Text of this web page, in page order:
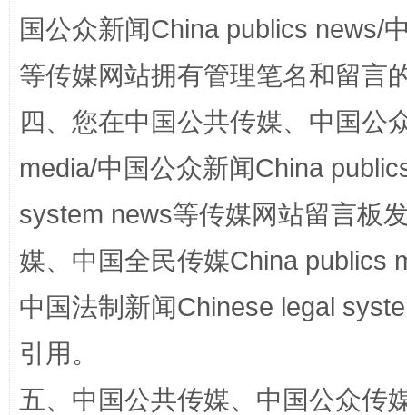
国公众新闻China publics news/
等传媒网站拥有管理笔名和留言
四、您在中国公共传媒、中国公
media/中国公众新闻China
system news等传媒网站留言板
媒、中国全民传媒China publics
中国法制新闻Chinese legal
引用。
五、中国公共传媒、中国公众传